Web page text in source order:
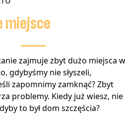
miejsce
zajmuje zbyt dużo miejsca
gdybyśmy nie słyszeli,
zapomnimy zamknąć? Zbyt
problemy. Kiedy już wiesz, nie
to był dom szczęścia?